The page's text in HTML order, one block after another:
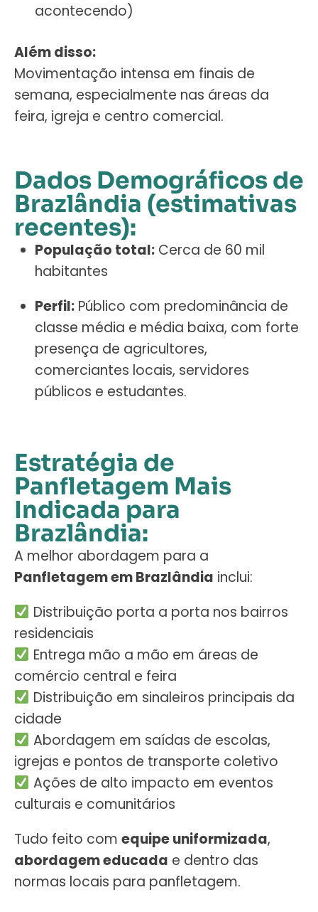
acontecendo)
Além disso:
Movimentação intensa em finais de
semana, especialmente nas áreas da
feira, igreja e centro comercial.
Dados Demográficos de
Brazlândia (estimativas
recentes):
População total:Cerca de 60 mil
habitantes
Perfil:Público com predominância de
classe média e média baixa, com forte
presença de agricultores,
comerciantes locais, servidores
públicos e estudantes.
Estratégia de
Panfletagem Mais
Indicada para
Brazlândia:
A melhor abordagem para a
Panfletagem em Brazlândia inclui:
Distribuição porta a porta nos bairros
residenciais
Entrega mão a mão em áreas de
comércio central e feira
Distribuição em sinaleiros principais da
cidade
Abordagem em saídas de escolas,
igrejas e pontos de transporte coletivo
Ações de alto impacto em eventos
culturais e comunitários
Tudo feito com equipe uniformizada,
abordagem educada e dentro das
normas locais para panfletagem.